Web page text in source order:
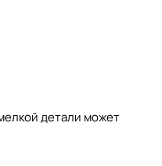
детали может